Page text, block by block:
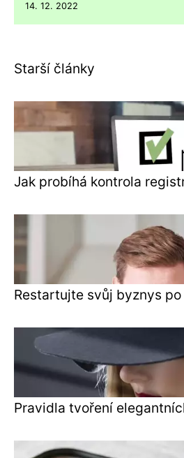
14. 12. 2022
Starší články
Jak probíhá kontrola
Restartujte svůj byznys
Pravidla tvoření